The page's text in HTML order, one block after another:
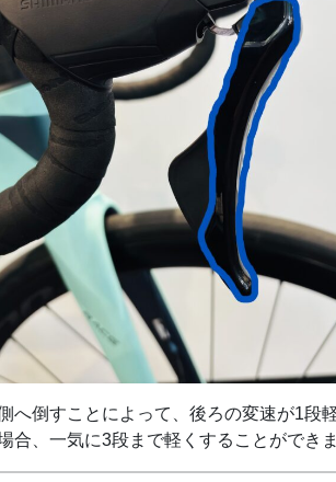
へ倒すことによって、後ろの変速が1段
合、一気に3段まで軽くすることができま